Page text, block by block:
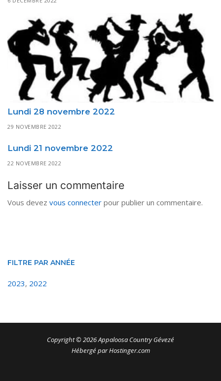
Lundi 28 novembre 2022
29 NOVEMBRE 2022
Lundi 21 novembre 2022
22 NOVEMBRE 2022
Laisser un commentaire
Vous devez vous connecter pour publier un commentaire.
FILTRE PAR ANNÉE
2023, 2022
Copyright © 2026 Appaloosa Country Gévezé
Hébergé par Hostinger.com